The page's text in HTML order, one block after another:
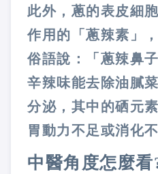
此外，蔥的表皮細
作用的「蔥辣素」
俗語說：「蔥辣鼻
辛辣味能去除油膩
分泌，其中的硒元
胃動力不足或消化
中醫角度怎麼看